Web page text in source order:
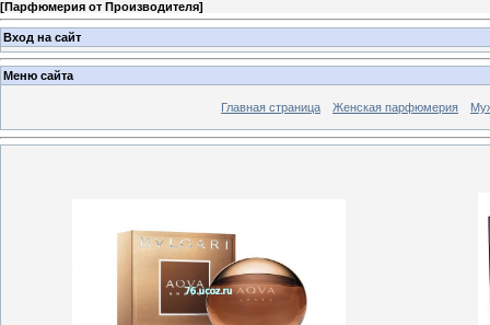
[Парфюмерия от Производителя]
Вход на сайт
Меню сайта
Главная страница Женская парфюмерия